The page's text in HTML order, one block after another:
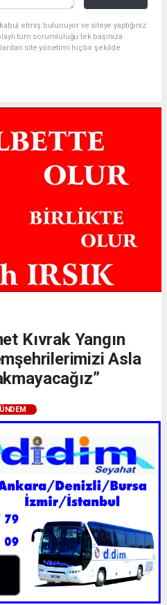
etmiş bulunuyor ve siteye yaptığınız
tüm sorumluluğu tek başınıza
site yönetimi hiçbir şekilde
Kıvrak Yangın
Asla